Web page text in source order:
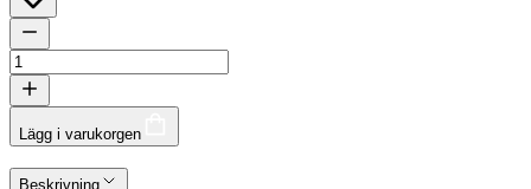
Lägg i varukorgen
Beskrivning